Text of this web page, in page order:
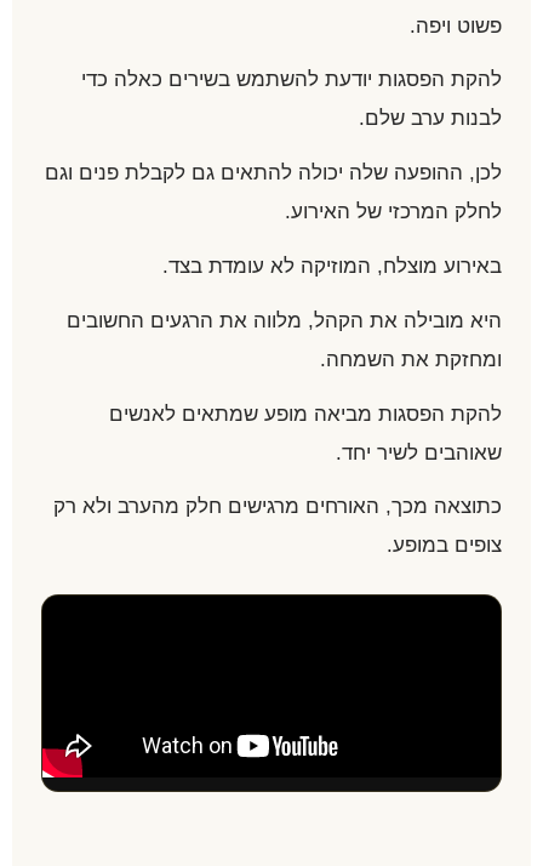
פשוט ויפה.
להקת הפסגות יודעת להשתמש בשירים כאלה כדי
לבנות ערב שלם.
לכן, ההופעה שלה יכולה להתאים גם לקבלת פנים וגם
לחלק המרכזי של האירוע.
באירוע מוצלח, המוזיקה לא עומדת בצד.
היא מובילה את הקהל, מלווה את הרגעים החשובים
ומחזקת את השמחה.
להקת הפסגות מביאה מופע שמתאים לאנשים
שאוהבים לשיר יחד.
כתוצאה מכך, האורחים מרגישים חלק מהערב ולא רק
צופים במופע.